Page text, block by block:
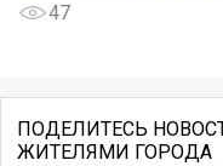
47
ПОДЕЛИТЕСЬ
ЖИТЕЛЯМИ ГОРОДА